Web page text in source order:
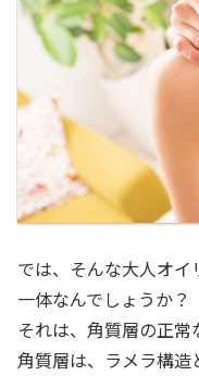
では、そんな大人オ
一体なんでしょうか？
それは、角質層の正常
角質層は、ラメラ構造